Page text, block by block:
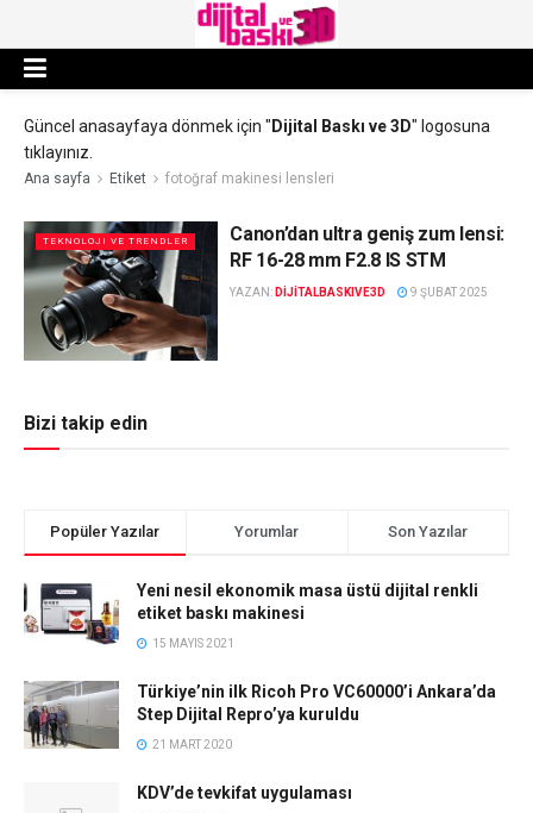
Güncel anasayfaya dönmek için " Dijital Baskı ve 3D" logosuna
tıklayınız.
Ana sayfa Etiket fotoğraf makinesi lensleri
TEKNOLOJI VE TRENDLER
Canon’dan ultra geniş zum lensi:
RF 16-28 mm F2.8 IS STM
YAZAN: DIJITALBASKIVE3D 9 ŞUBAT 2025
Bizi takip edin
Popüler Yazılar Yorumlar Son Yazılar
Yeni nesil ekonomik masa üstü dijital renkli
etiket baskı makinesi
15 MAYIS 2021
Türkiye’nin ilk Ricoh Pro VC60000’i Ankara’da
Step Dijital Repro’ya kuruldu
21 MART 2020
KDV’de tevkifat uygulaması